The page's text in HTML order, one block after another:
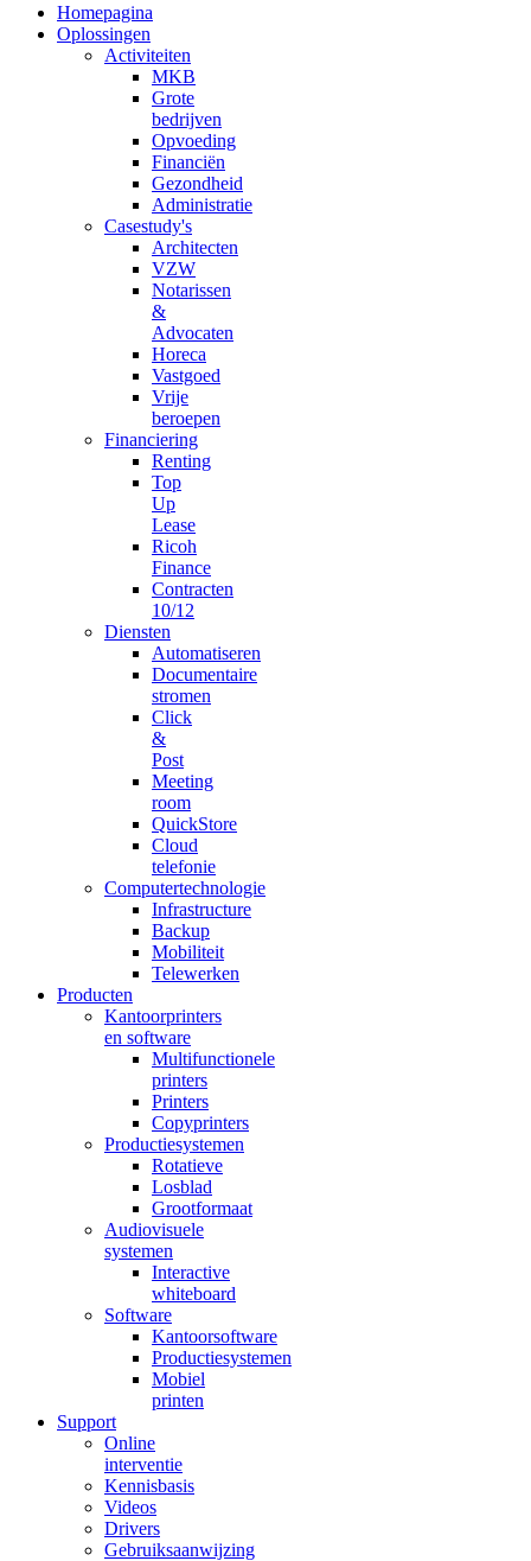
Homepagina
Oplossingen
Activiteiten
MKB
Grote
bedrijven
Opvoeding
Financiën
Gezondheid
Administratie
Casestudy's
Architecten
VZW
Notarissen
&
Advocaten
Horeca
Vastgoed
Vrije
beroepen
Financiering
Renting
Top
Up
Lease
Ricoh
Finance
Contracten
10/12
Diensten
Automatiseren
Documentaire
stromen
Click
&
Post
Meeting
room
QuickStore
Cloud
telefonie
Computertechnologie
Infrastructure
Backup
Mobiliteit
Telewerken
Producten
Kantoorprinters
en software
Multifunctionele
printers
Printers
Copyprinters
Productiesystemen
Rotatieve
Losblad
Grootformaat
Audiovisuele
systemen
Interactive
whiteboard
Software
Kantoorsoftware
Productiesystemen
Mobiel
printen
Support
Online
interventie
Kennisbasis
Videos
Drivers
Gebruiksaanwijzing